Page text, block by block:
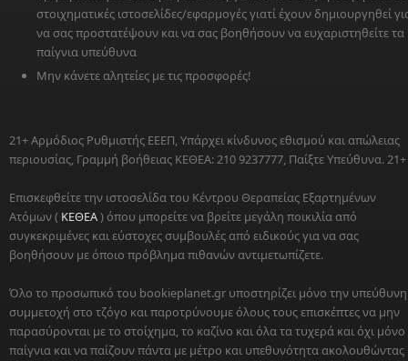
στοιχηματικές ιστοσελίδες/εφαρμογές γιατί έχουν δημιουργηθεί
να σας προστατέψουν και να σας βοηθήσουν να ευχαριστηθείτε τα
παίγνια υπεύθυνα
Μην κάνετε αλητείες με τις προσφορές!
21+ Αρμόδιος Ρυθμιστής ΕΕΕΠ, Υπάρχει κίνδυνος εθισμού και απώλειας
περιουσίας, Γραμμή βοήθειας ΚΕΘΕΑ: 210 9237777, Παίξτε Υπεύθυνα. 21+
Επισκεφθείτε την ιστοσελίδα του Κέντρου Θεραπείας Εξαρτημένων
Ατόμων ( ΚΕΘΕΑ) όπου μπορείτε να βρείτε μεγάλη ποικιλία από
συγκεκριμένες και εύστοχες συμβουλές από ειδικούς για να σας
βοηθήσουν με όποιο πρόβλημα πιθανών αντιμετωπίζετε.
Όλο το προσωπικό του bookieplanet.gr υποστηρίζει μόνο την υπεύθυνη
συμμετοχή στο τζόγο και παροτρύνουμε όλους τους επισκέπτες να μην
παρασύρονται με το στοίχημα, το καζίνο και όλα τα τυχερά και όχι μόνο
παίγνια και να παίζουν πάντα με μέτρο και υπεθυνότητα ακολουθώντας